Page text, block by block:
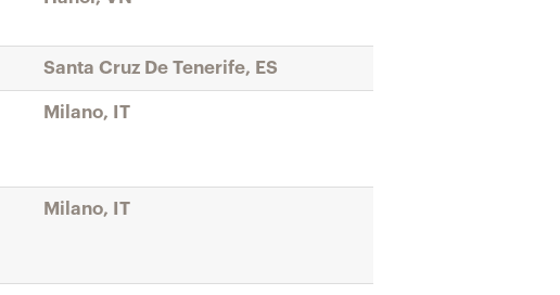
Santa Cruz De Tenerife, ES
Milano, IT
Milano, IT